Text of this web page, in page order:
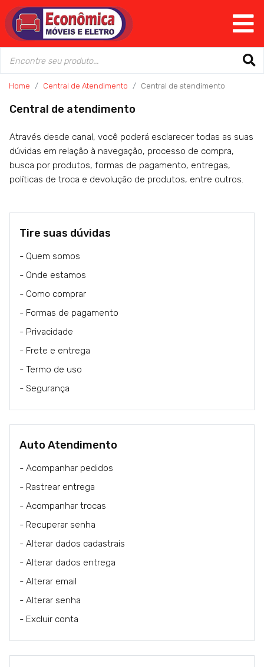
Home Central de Atendimento Central de atendimento
Central de atendimento
Através desde canal, você poderá esclarecer todas as suas
dúvidas em relação à navegação, processo de compra,
busca por produtos, formas de pagamento, entregas,
políticas de troca e devolução de produtos, entre outros.
Tire suas dúvidas
- Quem somos
- Onde estamos
- Como comprar
- Formas de pagamento
- Privacidade
- Frete e entrega
- Termo de uso
- Segurança
Auto Atendimento
- Acompanhar pedidos
- Rastrear entrega
- Acompanhar trocas
- Recuperar senha
- Alterar dados cadastrais
- Alterar dados entrega
- Alterar email
- Alterar senha
- Excluir conta